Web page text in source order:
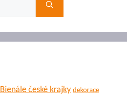
Bienále české krajky dekorace